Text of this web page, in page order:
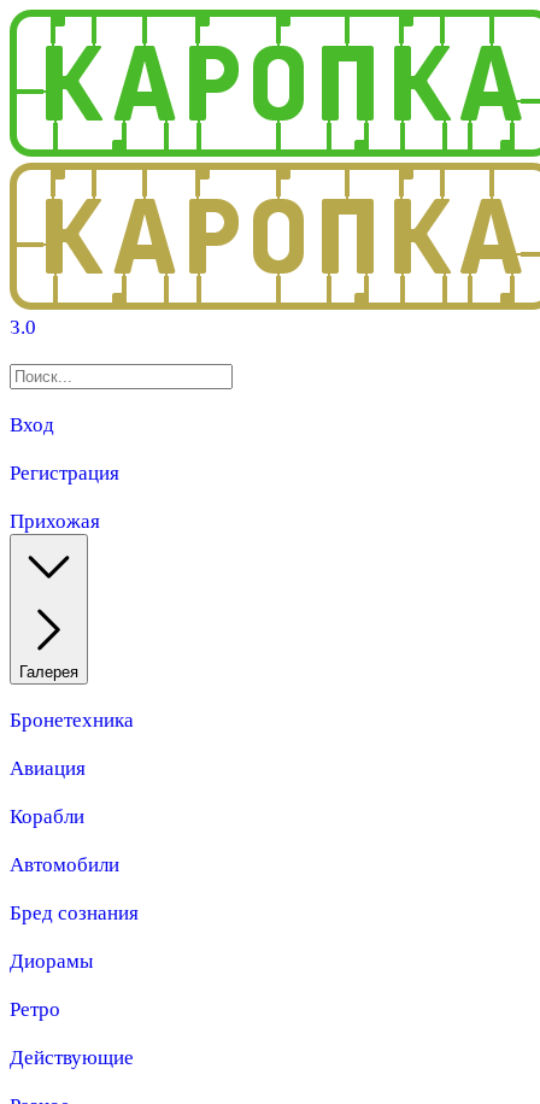
3.0
Вход
Регистрация
Прихожая
Галерея
Бронетехника
Авиация
Корабли
Автомобили
Бред сознания
Диорамы
Ретро
Действующие